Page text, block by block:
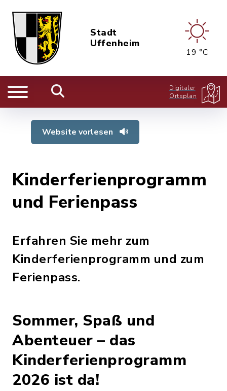
Stadt
Uffenheim
19 °C
Digitaler
Ortsplan
Website vorlesen
Kinderferienprogramm
und Ferienpass
Erfahren Sie mehr zum
Kinderferienprogramm und zum
Ferienpass.
Sommer, Spaß und
Abenteuer – das
Kinderferienprogramm
2026 ist da!